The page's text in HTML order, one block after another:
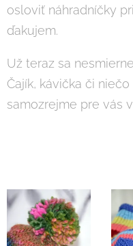
osloviť náhradníčky
ďakujem.
Už teraz sa
Čajík, kávička či
samozrejme pre vás